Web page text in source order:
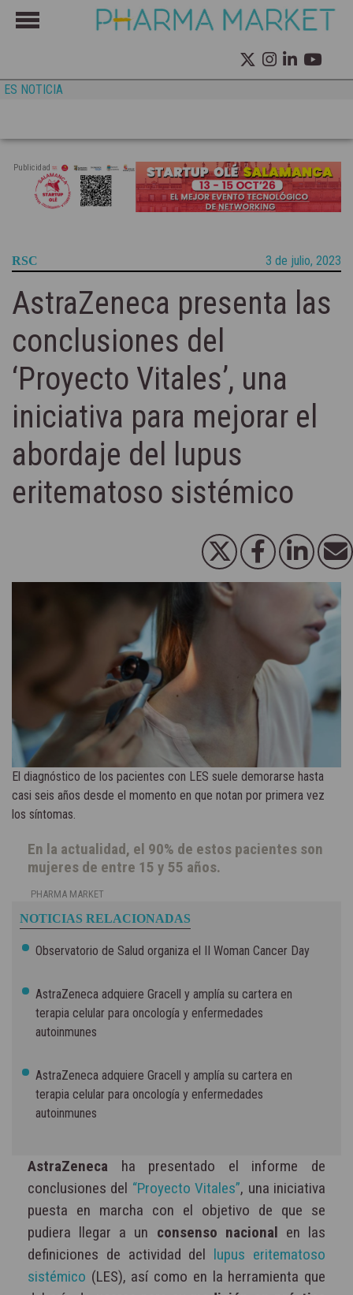
ES NOTICIA
Publicidad
RSC 3 de julio, 2023
AstraZeneca presenta las
conclusiones del
‘Proyecto Vitales’, una
iniciativa para mejorar el
abordaje del lupus
eritematoso sistémico
El diagnóstico de los pacientes con LES suele demorarse hasta
casi seis años desde el momento en que notan por primera vez
los síntomas.
En la actualidad, el 90% de estos pacientes son
mujeres de entre 15 y 55 años.
PHARMA MARKET
NOTICIAS RELACIONADAS
Observatorio de Salud organiza el II Woman Cancer Day
AstraZeneca adquiere Gracell y amplía su cartera en
terapia celular para oncología y enfermedades
autoinmunes
AstraZeneca adquiere Gracell y amplía su cartera en
terapia celular para oncología y enfermedades
autoinmunes
AstraZeneca ha presentado el informe de
conclusiones del “Proyecto Vitales”, una iniciativa
puesta en marcha con el objetivo de que se
pudiera llegar a un consenso nacional en las
definiciones de actividad del lupus eritematoso
sistémico (LES), así como en la herramienta que